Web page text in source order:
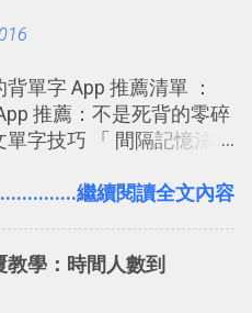
使用者的個人頁面，然
者的概念是Twitter另一
地方 ，所以 這次的
很強調這個人際網路的概
用途的話，就是 它可以讓
好玩、即興的擴展你的
，而 Google Chrome
身 Trello ！幫雲端硬碟
沒有在電腦玩物上寫過
紹！雖然錯過了幾年前第
的時機，但在這段時
方法，歸納出「 為什麼值
新增： 免費專案管理軟
單字 App 推薦清單 ：
推薦：不是死背的零碎
字技巧 「 間隔記憶法
長期記憶。 舉例來說我今
要忘記可能變成相隔一
繼續閱讀全文內容
學：時間人數到